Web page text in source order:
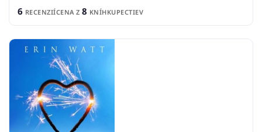
6 RECENZIÍCENA Z 8 KNÍHKUPECTIEV